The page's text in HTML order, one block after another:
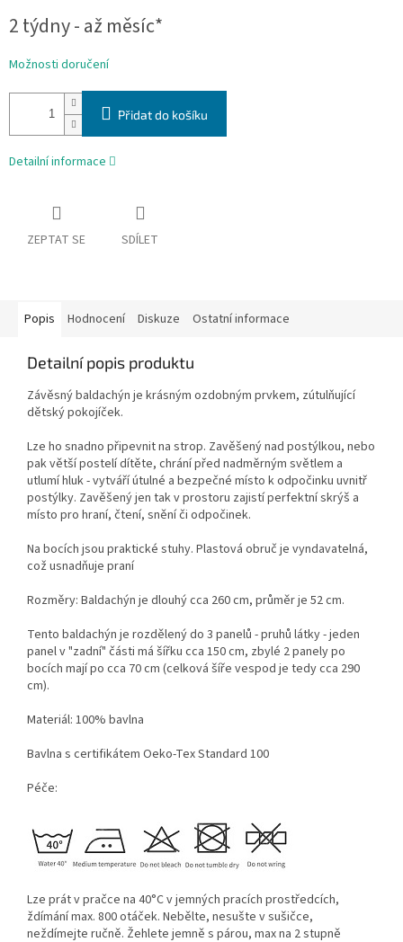
cena:
2 týdny - až měsíc*
Možnosti doručení
Přidat do košíku
Detailní informace
ZEPTAT SE SDÍLET
Popis Hodnocení Diskuze Ostatní informace
Detailní popis produktu
Závěsný baldachýn je krásným ozdobným prvkem, zútulňující
dětský pokojíček.
Lze ho snadno připevnit na strop. Zavěšený nad postýlkou, nebo
pak větší postelí dítěte, chrání před nadměrným světlem a
utlumí hluk - vytváří útulné a bezpečné místo k odpočinku uvnitř
postýlky. Zavěšený jen tak v prostoru zajistí perfektní skrýš a
místo pro hraní, čtení, snění či odpočinek.
Na bocích jsou praktické stuhy. Plastová obruč je vyndavatelná,
což usnadňuje praní
Rozměry: Baldachýn je dlouhý cca 260 cm, průměr je 52 cm.
Tento baldachýn je rozdělený do 3 panelů - pruhů látky - jeden
panel v "zadní" části má šířku cca 150 cm, zbylé 2 panely po
bocích mají po cca 70 cm (celková šíře vespod je tedy cca 290
cm).
Materiál: 100% bavlna
Bavlna s certifikátem Oeko-Tex Standard 100
Péče:
Lze prát v pračce na 40°C v jemných pracích prostředcích,
ždímání max. 800 otáček. Nebělte, nesušte v sušičce,
neždímejte ručně. Žehlete jemně s párou, max na 2 stupně